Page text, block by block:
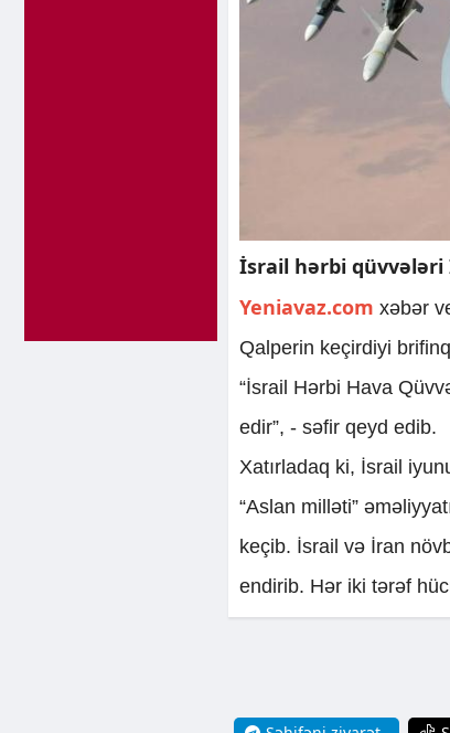
İsrail hərbi qüvvələri
Yeniavaz.com xəbər
Qalperin keçirdiyi
“İsrail Hərbi Hava
edir”, - səfir qeyd edib.
Xatırladaq ki, İsrail
“Aslan milləti”
keçib. İsrail və İran
endirib. Hər iki tərəf